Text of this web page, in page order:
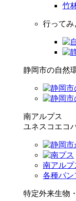
竹
行ってみ
静岡市の自然
南アルプス
ユネスコエコ
南アルプ
各種パン
特定外来生物